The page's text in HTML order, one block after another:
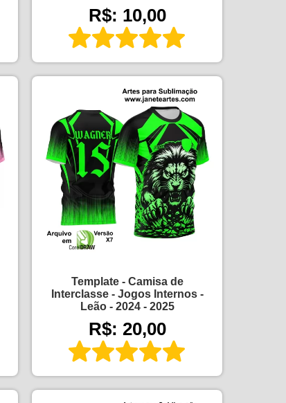
R$: 10,00
Template - Camisa de
Interclasse - Jogos Internos -
Leão - 2024 - 2025
R$: 20,00